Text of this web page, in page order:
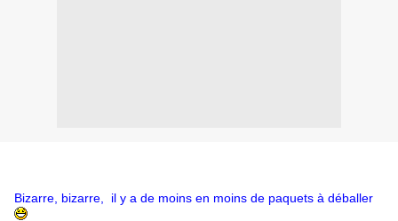
Bizarre, bizarre, il y a de moins en moins de paquets à déballer